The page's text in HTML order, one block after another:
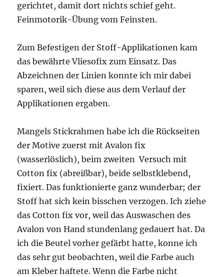
gerichtet, damit dort nichts schief geht.
Feinmotorik-Übung vom Feinsten.
Zum Befestigen der Stoff-Applikationen kam
das bewährte Vliesofix zum Einsatz. Das
Abzeichnen der Linien konnte ich mir dabei
sparen, weil sich diese aus dem Verlauf der
Applikationen ergaben.
Mangels Stickrahmen habe ich die Rückseiten
der Motive zuerst mit Avalon fix
(wasserlöslich), beim zweiten Versuch mit
Cotton fix (abreißbar), beide selbstklebend,
fixiert. Das funktionierte ganz wunderbar; der
Stoff hat sich kein bisschen verzogen. Ich ziehe
das Cotton fix vor, weil das Auswaschen des
Avalon von Hand stundenlang gedauert hat. Da
ich die Beutel vorher gefärbt hatte, konne ich
das sehr gut beobachten, weil die Farbe auch
am Kleber haftete. Wenn die Farbe nicht